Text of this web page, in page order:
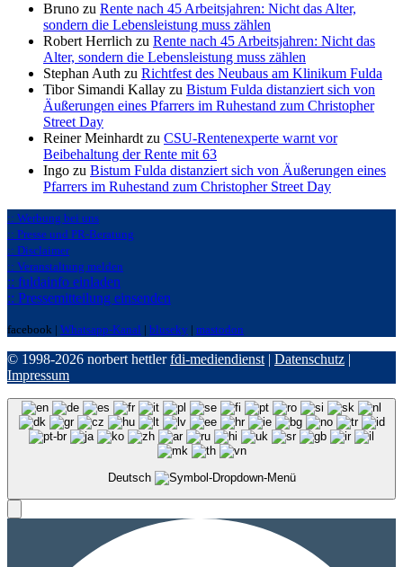
Bruno zu Rente nach 45 Arbeitsjahren: Nicht das Alter,
sondern die Lebensleistung muss zählen
Robert Herrlich zu Rente nach 45 Arbeitsjahren: Nicht das
Alter, sondern die Lebensleistung muss zählen
Stephan Auth zu Richtfest des Neubaus am Klinikum Fulda
Tibor Simandi Kallay zu Bistum Fulda distanziert sich von
Äußerungen eines Pfarrers im Ruhestand zum Christopher
Street Day
Reiner Meinhardt zu CSU-Rentenexperte warnt vor
Beibehaltung der Rente mit 63
Ingo zu Bistum Fulda distanziert sich von Äußerungen eines
Pfarrers im Ruhestand zum Christopher Street Day
:: Werbung bei uns
:: Presse und PR-Beratung
:: Disclaimer
:: Veranstaltung melden
:: fuldainfo einladen
:: Pressemitteilung einsenden
facebook | Whatsapp-Kanal | bluseky | mastodon
© 1998-2026 norbert hettlerfdi-mediendienst | Datenschutz |
Impressum
Deutsch